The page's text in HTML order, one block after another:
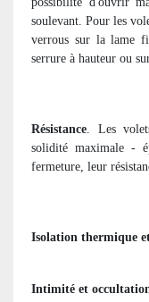
soulevant. Pour les
verrous sur la lame
serrure à hauteur ou
Résistance . Les
solidité maximale -
fermeture, leur
Isolation thermique
Intimité et